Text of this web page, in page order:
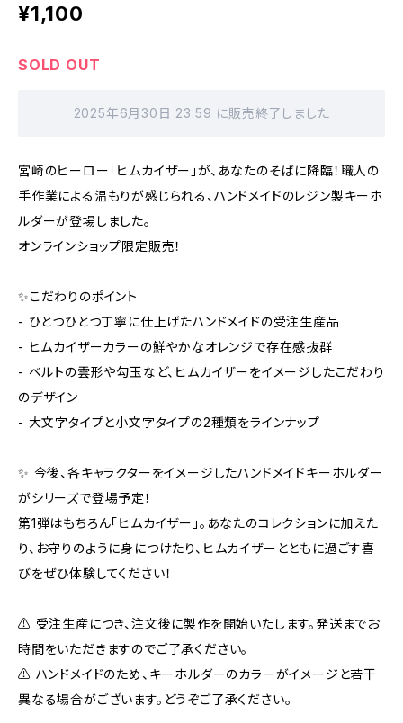
¥1,100
SOLD OUT
2025年6月30日 23:59 に販売終了しました
宮崎のヒーロー「ヒムカイザー」が、あなたのそばに降臨！職人の
手作業による温もりが感じられる、ハンドメイドのレジン製キーホ
ルダーが登場しました。
オンラインショップ限定販売！
✨こだわりのポイント
- ひとつひとつ丁寧に仕上げたハンドメイドの受注生産品
- ヒムカイザーカラーの鮮やかなオレンジで存在感抜群
- ベルトの雲形や勾玉など、ヒムカイザーをイメージしたこだわり
のデザイン
- 大文字タイプと小文字タイプの2種類をラインナップ
✨ 今後、各キャラクターをイメージしたハンドメイドキーホルダー
がシリーズで登場予定！
第1弾はもちろん「ヒムカイザー」。あなたのコレクションに加えた
り、お守りのように身につけたり、ヒムカイザーとともに過ごす喜
びをぜひ体験してください！
⚠ 受注生産につき、注文後に製作を開始いたします。発送までお
時間をいただきますのでご了承ください。
⚠ ハンドメイドのため、キーホルダーのカラーがイメージと若干
異なる場合がございます。どうぞご了承ください。